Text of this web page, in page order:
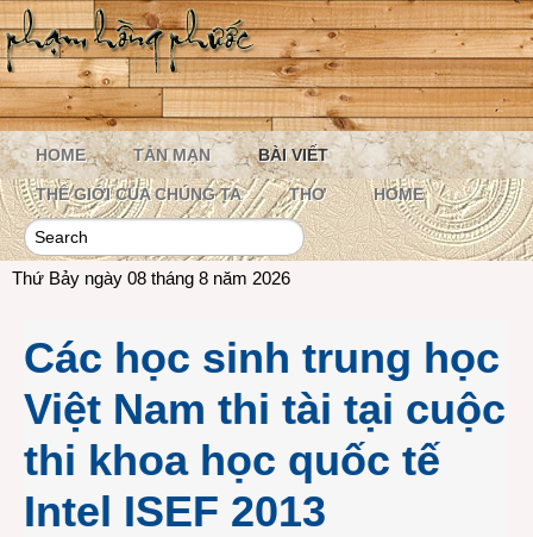
HOME TẢN MẠN BÀI VIẾT
THẾ GIỚI CỦA CHÚNG TA THƠ HOME
Thứ Bảy ngày 08 tháng 8 năm 2026
Các học sinh trung học
Việt Nam thi tài tại cuộc
thi khoa học quốc tế
Intel ISEF 2013